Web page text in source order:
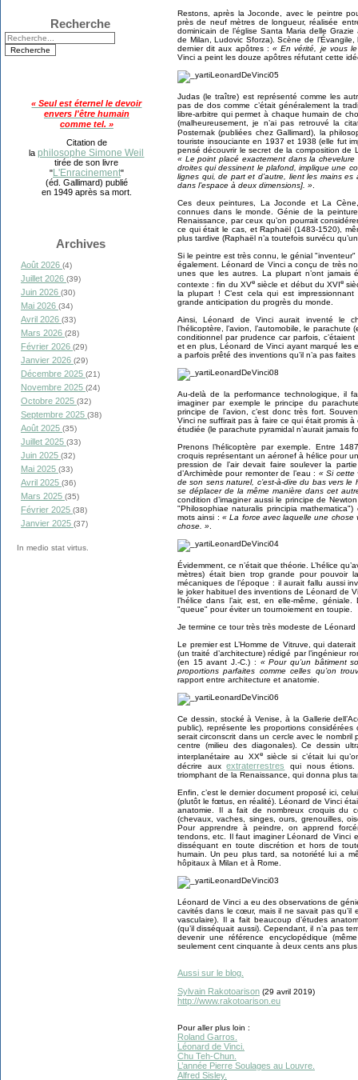
Recherche
« Seul est éternel le devoir
envers l'être humain
comme tel. »
Citation de
laphilosophe Simone Weil
tirée de son livre
"L'Enracinement"
(éd. Gallimard) publié
en 1949 après sa mort.
Archives
Août 2026 (4)
Juillet 2026 (39)
Juin 2026 (30)
Mai 2026 (34)
Avril 2026 (33)
Mars 2026 (28)
Février 2026 (29)
Janvier 2026 (29)
Décembre 2025 (21)
Novembre 2025 (24)
Octobre 2025 (32)
Septembre 2025 (38)
Août 2025 (35)
Juillet 2025 (33)
Juin 2025 (32)
Mai 2025 (33)
Avril 2025 (36)
Mars 2025 (35)
Février 2025 (38)
Janvier 2025 (37)
In medio stat virtus.
Restons, après la Joconde, avec le peintre
près de neuf mètres de longueur, réalisée
dominicain de l’église Santa Maria delle
de Milan, Ludovic Sforza). Scène de
dernier dit aux apôtres : « En vérité, je vous
Vinci a peint les douze apôtres réfutant cette
Judas (le traître) est représenté comme les
pas de dos comme c’était généralement la
libre-arbitre qui permet à chaque humain de
(malheureusement, je n’ai pas retrouvé la
Posternak (publiées chez Gallimard), la
touriste insouciante en 1937 et 1938 (elle fut
pensé découvrir le secret de la composition de
« Le point placé exactement dans la
droites qui dessinent le plafond, implique une
lignes qui, de part et d’autre, lient les mains
dans l’espace à deux dimensions]. »
Ces deux peintures, La Joconde et La
connues dans le monde. Génie de la
Renaissance, par ceux qu’on pourrait
ce qui était le cas, et Raphaël (1483-1520),
plus tardive (Raphaël n’a toutefois survécu
Si le peintre est très connu, le génial "inventeur"
également. Léonard de Vinci a conçu de très
unes que les autres. La plupart n’ont jamais
contexte : fin du XVesiècle et début du XVIe
la plupart ! C’est cela qui est
grande anticipation du progrès du monde.
Ainsi, Léonard de Vinci aurait inventé le
l’hélicoptère, l’avion, l’automobile, le
conditionnel par prudence car parfois,
et en plus, Léonard de Vinci ayant marqué les
a parfois prêté des inventions qu’il n’a pas
Au-delà de la performance technologique, il
imaginer par exemple le principe du
principe de l’avion, c’est donc très fort.
Vinci ne suffirait pas à faire ce qui était promis
étudiée (le parachute pyramidal n’aurait jamais
Prenons l’hélicoptère par exemple. Entre
croquis représentant un aéronef à hélice pour
pression de l’air devait faire soulever la
d’Archimède pour remonter de l’eau : « Si cette
de son sens naturel, c’est-à-dire du bas vers
se déplacer de la même manière dans cet
condition d’imaginer aussi le principe de
"Philosophiae naturalis principia
mots ainsi : « La force avec laquelle une chose
chose. »
Évidemment, ce n’était que théorie. L’hélice
mètres) était bien trop grande pour pouvoir
mécaniques de l’époque : il aurait fallu aussi
le joker habituel des inventions de Léonard de
l’hélice dans l’air, est, en elle-même,
"queue" pour éviter un tournoiement en toupie.
Je termine ce tour très très modeste de
Le premier est L’Homme de Vitruve, qui
(un traité d’architecture) rédigé par l’ingénieur
(en 15 avant J.-C.) : « Pour qu’un bâtiment
proportions parfaites comme celles qu’on
rapport entre architecture et anatomie.
Ce dessin, stocké à Venise, à la Gallerie
public), représente les proportions
serait circonscrit dans un cercle avec le
centre (milieu des diagonales). Ce dessin
interplanétaire au XXesiècle si c’était lui
décrire auxextraterrestres
qui nous étions.
triomphant de la Renaissance, qui donna plus
Enfin, c’est le dernier document proposé ici,
(plutôt le fœtus, en réalité). Léonard de Vinci
anatomie. Il a fait de nombreux croquis du
(chevaux, vaches, singes, ours, grenouilles,
Pour apprendre à peindre, on apprend
tendons, etc. Il faut imaginer Léonard de Vinci
disséquant en toute discrétion et hors de
humain. Un peu plus tard, sa notoriété lui a
hôpitaux à Milan et à Rome.
Léonard de Vinci a eu des observations de
cavités dans le cœur, mais il ne savait pas qu’il
vasculaire). Il a fait beaucoup d’études
(qu’il disséquait aussi). Cependant, il n’a pas
devenir une référence encyclopédique
seulement cent cinquante à deux cents ans
Aussi sur le blog.
Sylvain Rakotoarison (29 avril 2019)
http://www.rakotoarison.eu
Pour aller plus loin :
Roland Garros.
Léonard de Vinci.
Chu Teh-Chun.
L’année Pierre Soulages au Louvre.
Alfred Sisley.